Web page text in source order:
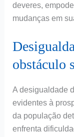
deveres,
mudanças em
obstáculo
A desigualdade
evidentes à
da população
enfrenta